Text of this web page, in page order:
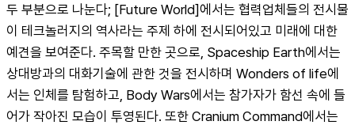
두 부분으로 나눈다; [Future World]에서는 협력업체들의 전시물
이 테크놀러지의 역사라는 주제 하에 전시되어있고 미래에 대한
예견을 보여준다. 주목할 만한 곳으로, Spaceship Earth에서는
상대방과의 대화기술에 관한 것을 전시하며 Wonders of life에
서는 인체를 탐험하고, Body Wars에서는 참가자가 함선 속에 들
어가 작아진 모습이 투영된다. 또한 Cranium Command에서는